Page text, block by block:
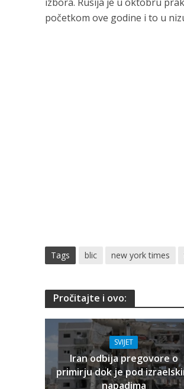
početkom ove godine i to u
Tags blic new york times
Pročitajte i ovo:
SVIJET
Iran odbija pregovore o
primirju dok je pod
napadima